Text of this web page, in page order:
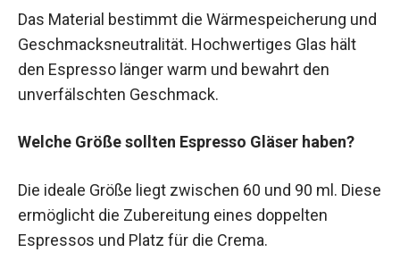
Das Material bestimmt die Wärmespeicherung und
Geschmacksneutralität. Hochwertiges Glas hält
den Espresso länger warm und bewahrt den
unverfälschten Geschmack.
Welche Größe sollten Espresso Gläser haben?
Die ideale Größe liegt zwischen 60 und 90 ml. Diese
ermöglicht die Zubereitung eines doppelten
Espressos und Platz für die Crema.